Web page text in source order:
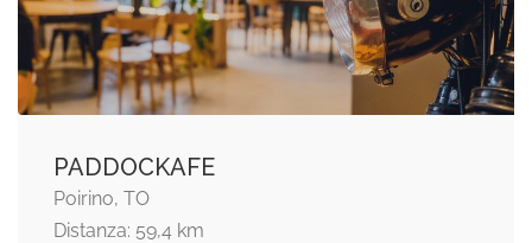
PADDOCKAFE
Poirino, TO
Distanza: 59,4 km